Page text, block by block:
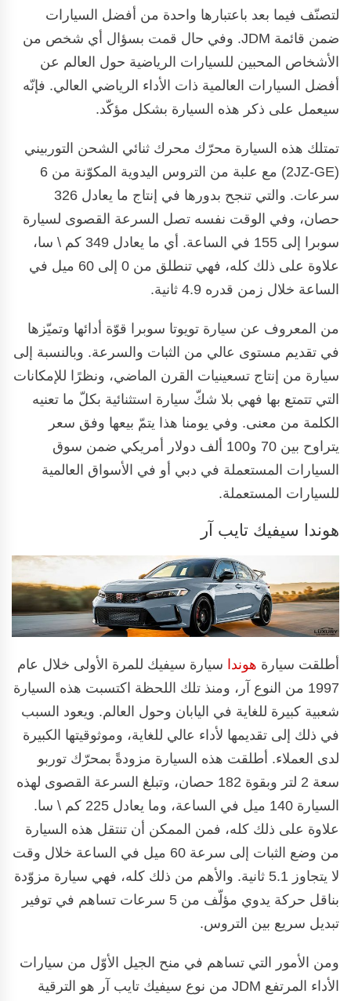
لتصنّف فيما بعد باعتبارها واحدة من أفضل السيارات
ضمن قائمة JDM. وفي حال قمت بسؤال أي شخص من
الأشخاص المحبين للسيارات الرياضية حول العالم عن
أفضل السيارات العالمية ذات الأداء الرياضي العالي. فإنّه
سيعمل على ذكر هذه السيارة بشكل مؤكّد.
تمتلك هذه السيارة محرّك محرك ثنائي الشحن التوربيني
(2JZ-GE) مع علبة من التروس اليدوية المكوّنة من 6
سرعات. والتي تنجح بدورها في إنتاج ما يعادل 326
حصان، وفي الوقت نفسه تصل السرعة القصوى لسيارة
سوبرا إلى 155 في الساعة. أي ما يعادل 349 كم \ سا،
علاوة على ذلك كله، فهي تنطلق من 0 إلى 60 ميل في
الساعة خلال زمن قدره 4.9 ثانية.
من المعروف عن سيارة تويوتا سوبرا قوّة أدائها وتميّزها
في تقديم مستوى عالي من الثبات والسرعة. وبالنسبة إلى
سيارة من إنتاج تسعينيات القرن الماضي، ونظرًا للإمكانات
التي تتمتع بها فهي بلا شكّ سيارة استثنائية بكلّ ما تعنيه
الكلمة من معنى. وفي يومنا هذا يتمّ بيعها وفق سعر
يتراوح بين 70 و100 ألف دولار أمريكي ضمن سوق
السيارات المستعملة في دبي أو في الأسواق العالمية
للسيارات المستعملة.
هوندا سيفيك تايب آر
أطلقت سيارة هوندا سيارة سيفيك للمرة الأولى خلال عام
1997 من النوع آر، ومنذ تلك اللحظة اكتسبت هذه السيارة
شعبية كبيرة للغاية في اليابان وحول العالم. ويعود السبب
في ذلك إلى تقديمها لأداء عالي للغاية، وموثوقيتها الكبيرة
لدى العملاء. أطلقت هذه السيارة مزودةً بمحرّك توربو
سعة 2 لتر وبقوة 182 حصان، وتبلغ السرعة القصوى لهذه
السيارة 140 ميل في الساعة، وما يعادل 225 كم \ سا.
علاوة على ذلك كله، فمن الممكن أن تنتقل هذه السيارة
من وضع الثبات إلى سرعة 60 ميل في الساعة خلال وقت
لا يتجاوز 5.1 ثانية. والأهم من ذلك كله، فهي سيارة مزوّدة
بناقل حركة يدوي مؤلّف من 5 سرعات تساهم في توفير
تبديل سريع بين التروس.
ومن الأمور التي تساهم في منح الجيل الأوّل من سيارات
الأداء المرتفع JDM من نوع سيفيك تايب آر هو الترقية